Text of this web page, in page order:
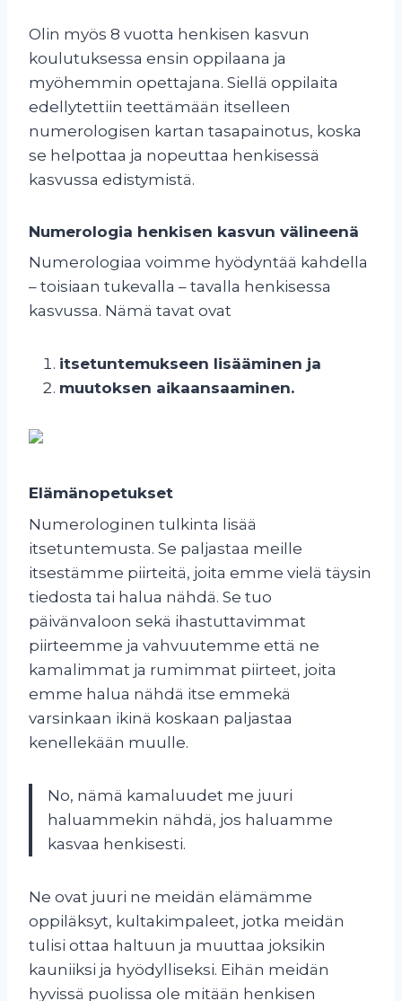
Olin myös 8 vuotta henkisen kasvun
koulutuksessa ensin oppilaana ja
myöhemmin opettajana. Siellä oppilaita
edellytettiin teettämään itselleen
numerologisen kartan tasapainotus, koska
se helpottaa ja nopeuttaa henkisessä
kasvussa edistymistä.
Numerologia henkisen kasvun välineenä
Numerologiaa voimme hyödyntää kahdella
– toisiaan tukevalla – tavalla henkisessa
kasvussa. Nämä tavat ovat
itsetuntemukseen lisääminen ja
muutoksen aikaansaaminen.
Elämänopetukset
Numerologinen tulkinta lisää
itsetuntemusta. Se paljastaa meille
itsestämme piirteitä, joita emme vielä täysin
tiedosta tai halua nähdä. Se tuo
päivänvaloon sekä ihastuttavimmat
piirteemme ja vahvuutemme että ne
kamalimmat ja rumimmat piirteet, joita
emme halua nähdä itse emmekä
varsinkaan ikinä koskaan paljastaa
kenellekään muulle.
No, nämä kamaluudet me juuri
haluammekin nähdä, jos haluamme
kasvaa henkisesti.
Ne ovat juuri ne meidän elämämme
oppiläksyt, kultakimpaleet, jotka meidän
tulisi ottaa haltuun ja muuttaa joksikin
kauniiksi ja hyödylliseksi. Eihän meidän
hyvissä puolissa ole mitään henkisen